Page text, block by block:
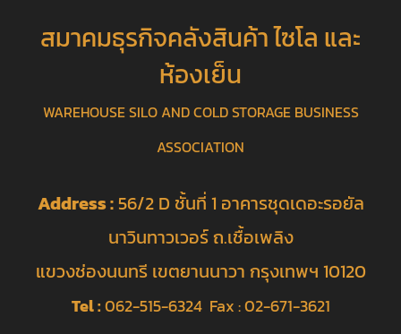
สมาคมธุรกิจคลังสินค้า ไซโล และ
ห้องเย็น
WAREHOUSE SILO AND COLD STORAGE BUSINESS
ASSOCIATION
Address :56/2 D ชั้นที่ 1 อาคารชุดเดอะรอยัล
นาวินทาวเวอร์ ถ.เชื้อเพลิง
แขวงช่องนนทรี เขตยานนาวา กรุงเทพฯ 10120
Tel :062-515-6324 Fax : 02-671-3621